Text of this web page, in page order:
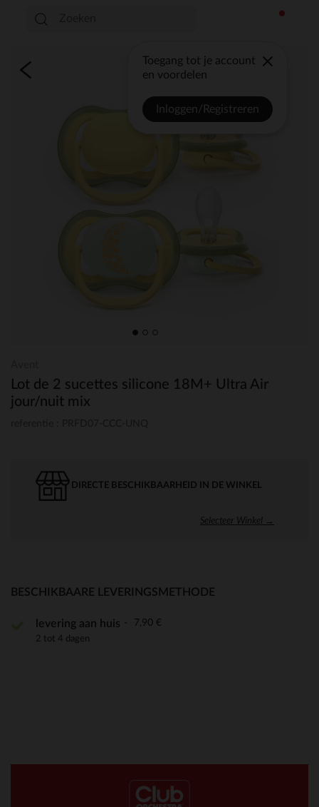
Toegang tot je account
en voordelen
Inloggen/Registreren
Lot de 2 sucettes silicone 18M+ Ultra Air
jour/nuit mix
DIRECTE BESCHIKBAARHEID IN DE WINKEL
Selecteer Winkel →
BESCHIKBAARE LEVERINGSMETHODE
levering aan huis 7,90 €
2 tot 4 dagen